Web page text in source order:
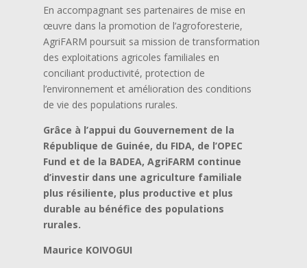
En accompagnant ses partenaires de mise en
œuvre dans la promotion de l’agroforesterie,
AgriFARM poursuit sa mission de transformation
des exploitations agricoles familiales en
conciliant productivité, protection de
l’environnement et amélioration des conditions
de vie des populations rurales.
Grâce à l’appui du Gouvernement de la
République de Guinée, du FIDA, de l’OPEC
Fund et de la BADEA, AgriFARM continue
d’investir dans une agriculture familiale
plus résiliente, plus productive et plus
durable au bénéfice des populations
rurales.
Maurice KOIVOGUI